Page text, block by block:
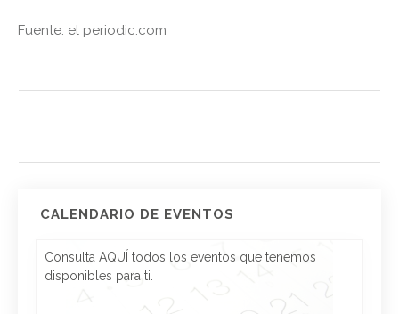
Fuente: el periodic.com
CALENDARIO DE EVENTOS
Consulta AQUÍ todos los eventos que tenemos
disponibles para ti.